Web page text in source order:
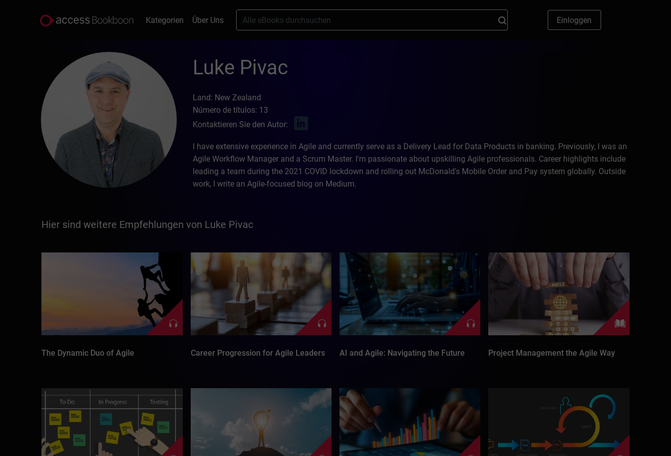
Kategorien Über Uns Einloggen
Luke Pivac
Land: New Zealand
Número de títulos: 13
Kontaktieren Sie den Autor:
I have extensive experience in Agile and currently serve as a Delivery Lead for Data Products in banking. Previously, I was an
Agile Workflow Manager and a Scrum Master. I'm passionate about upskilling Agile professionals. Career highlights include
leading a team during the 2021 COVID lockdown and rolling out McDonald's Mobile Order and Pay system globally. Outside
work, I write an Agile-focused blog on Medium.
Hier sind weitere Empfehlungen von Luke Pivac
The Dynamic Duo of Agile Career Progression for Agile Leaders AI and Agile: Navigating the Future Project Management the Agile Way